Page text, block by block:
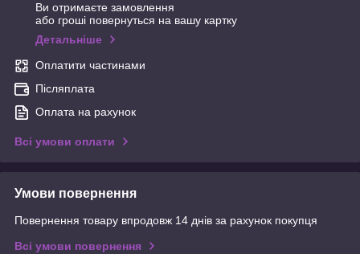
Ви отримаєте замовлення
або гроші повернуться на вашу картку
Детальніше
Оплатити частинами
Післяплата
Оплата на рахунок
Всі умови оплати
Умови повернення
Повернення товару впродовж 14 днів за рахунок покупця
Всі умови повернення